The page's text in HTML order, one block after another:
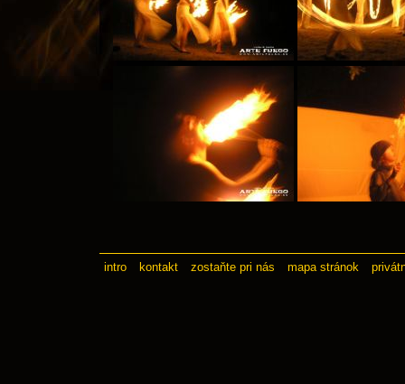
intro kontakt zostaňte pri nás mapa stránok